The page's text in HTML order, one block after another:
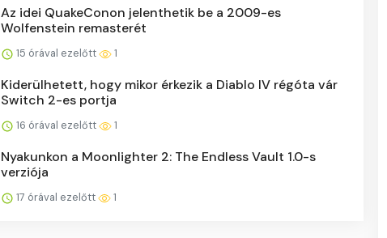
Az idei QuakeConon jelenthetik be a 2009-es
Wolfenstein remasterét
15 órával ezelőtt 1
Kiderülhetett, hogy mikor érkezik a Diablo IV régóta vár
Switch 2-es portja
16 órával ezelőtt 1
Nyakunkon a Moonlighter 2: The Endless Vault 1.0-s
verziója
17 órával ezelőtt 1